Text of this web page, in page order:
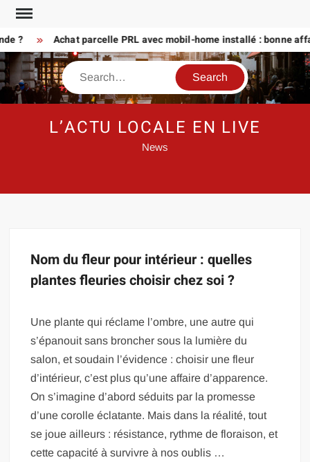
Skip
content
? Achat parcelle PRL avec mobil-home installé : bonne
Search
L’ACTU LOCALE EN LIVE
News
Nom du fleur pour intérieur : quelles
plantes fleuries choisir chez soi ?
Une plante qui réclame l’ombre, une autre qui
s’épanouit sans broncher sous la lumière du
salon, et soudain l’évidence : choisir une fleur
d’intérieur, c’est plus qu’une affaire d’apparence.
On s’imagine d’abord séduits par la promesse
d’une corolle éclatante. Mais dans la réalité, tout
se joue ailleurs : résistance, rythme de floraison, et
cette capacité à survivre à nos oublis …